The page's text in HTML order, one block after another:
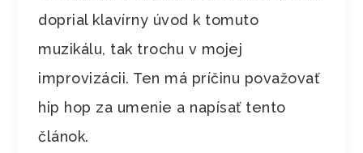
doprial klavírny úvod k tomuto
muzikálu, tak trochu v mojej
improvizácii. Ten má príčinu považovať
hip hop za umenie a napísať tento
článok.